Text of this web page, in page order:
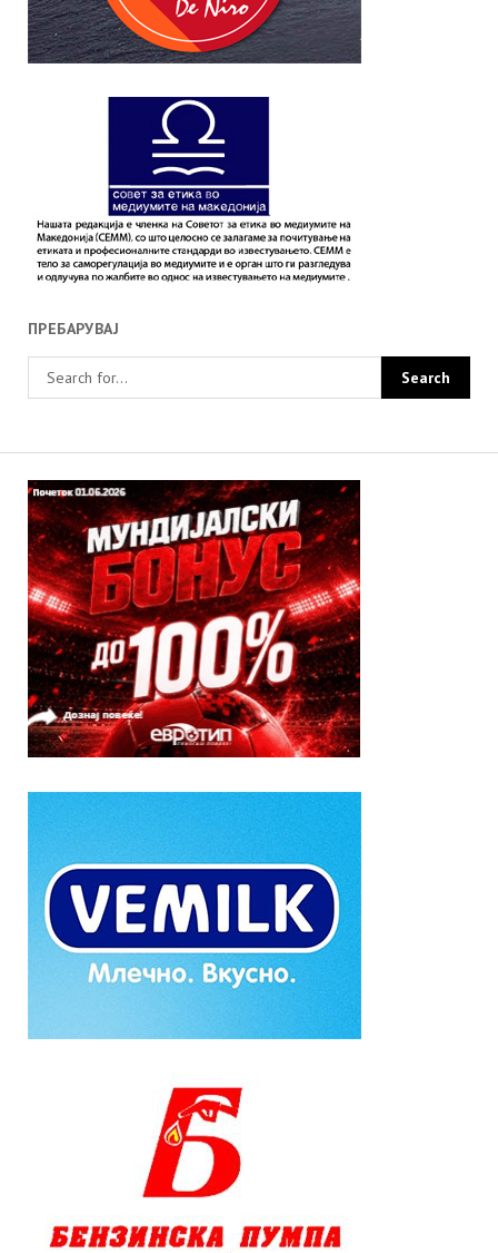
ПРЕБАРУВАЈ